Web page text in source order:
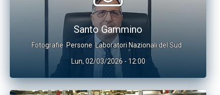
Santo Gammino
Fotografie Persone Laboratori Nazionali del Sud
Lun, 02/03/2026 - 12:00